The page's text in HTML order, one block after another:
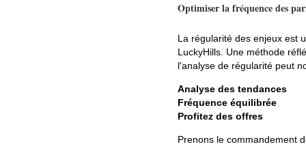
Optimiser la fréquence des
La régularité des enjeux est
LuckyHills. Une méthode
l'analyse de régularité peut
Analyse des tendances
Fréquence équilibrée
Profitez des offres
Prenons le commandement